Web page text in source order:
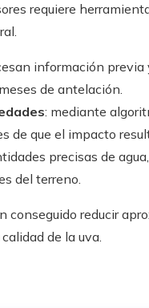
requiere
información
de antelación.
: mediante
de que el impacto
precisas de
del terreno.
reducir
de la uva.